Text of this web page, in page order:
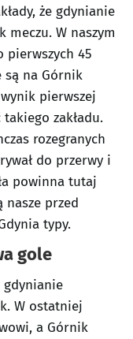
że gdynianie
W naszym
pierwszych 45
są na Górnik
pierwszej
zakładu.
rozegranych
do przerwy i
powinna tutaj
nasze przed
typy.
gole
gdynianie
W ostatniej
a Górnik